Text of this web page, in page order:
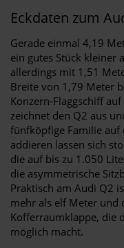
Eckdaten zum
Gerade einmal 4,19
ein gutes Stück kleiner
allerdings mit 1,51
Breite von 1,79 Meter
Konzern-Flaggschiff
zeichnet den Q2 aus
fünfköpfige Familie auf
addieren lassen sich
die auf bis zu 1.050
die asymmetrische
Praktisch am Audi Q2
mehr als elf Meter und
Kofferraumklappe, die
möglich macht.